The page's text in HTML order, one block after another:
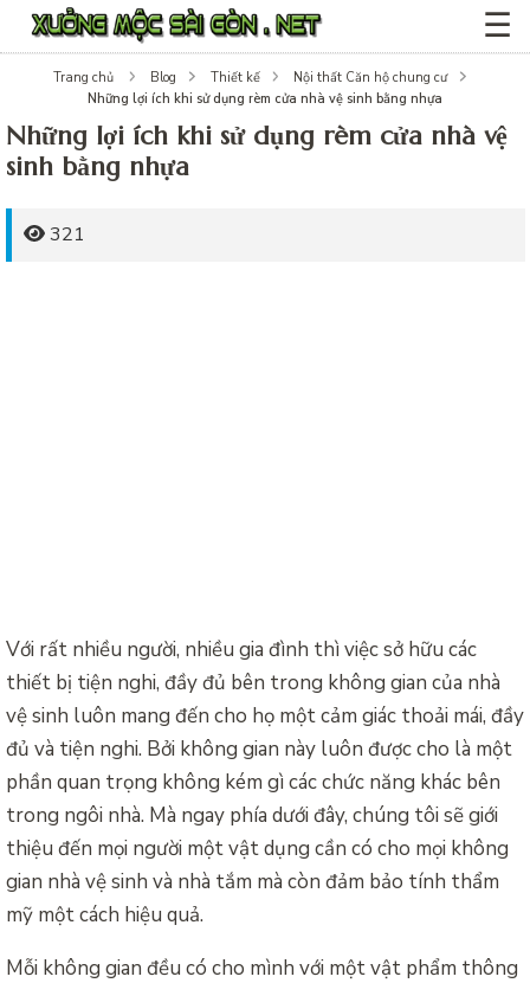
☰
Trang chủ Blog Thiết kế
Nội thất Căn hộ chung cư
Những lợi ích khi sử dụng rèm cửa nhà vệ sinh bằng nhựa
Những lợi ích khi sử dụng rèm cửa nhà vệ
sinh bằng nhựa
321
Với rất nhiều người, nhiều gia đình thì việc sở hữu các
thiết bị tiện nghi, đầy đủ bên trong không gian của nhà
vệ sinh luôn mang đến cho họ một cảm giác thoải mái, đầy
đủ và tiện nghi. Bởi không gian này luôn được cho là một
phần quan trọng không kém gì các chức năng khác bên
trong ngôi nhà. Mà ngay phía dưới đây, chúng tôi sẽ giới
thiệu đến mọi người một vật dụng cần có cho mọi không
gian nhà vệ sinh và nhà tắm mà còn đảm bảo tính thẩm
mỹ một cách hiệu quả.
Mỗi không gian đều có cho mình với một vật phẩm thông